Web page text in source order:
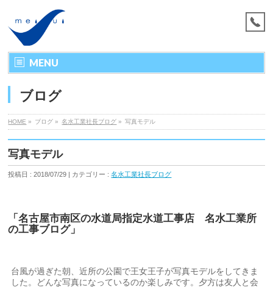
MENU
ブログ
HOME » ブログ » 名水工業社長ブログ » 写真モデル
写真モデル
投稿日 : 2018/07/29 | カテゴリー :名水工業社長ブログ
「名古屋市南区の水道局指定水道工事店 名水工業所
の工事ブログ」
台風が過ぎた朝、近所の公園で王女王子が写真モデルをしてきま
した。どんな写真になっているのか楽しみです。夕方は友人と会